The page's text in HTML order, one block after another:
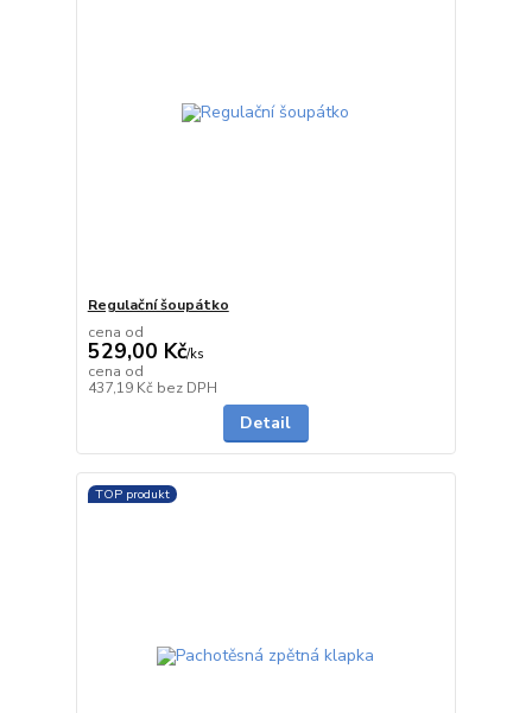
Regulační šoupátko
cena od
529,00 Kč/ks
cena od
437,19 Kč bez DPH
Detail
TOP produkt